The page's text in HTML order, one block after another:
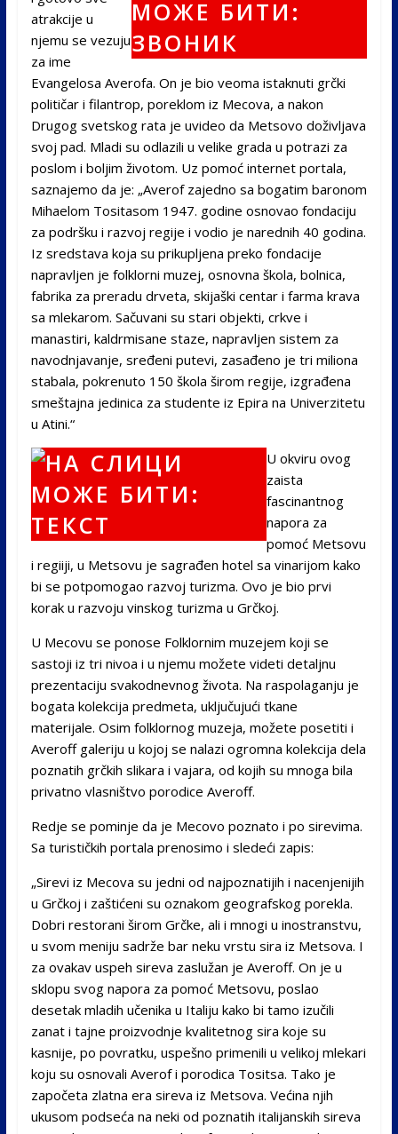
atrakcije u
njemu se vezuju
za ime
Evangelosa Averofa. On je bio veoma istaknuti grčki
političar i filantrop, poreklom iz Mecova, a nakon
Drugog svetskog rata je uvideo da Metsovo doživljava
svoj pad. Mladi su odlazili u velike grada u potrazi za
poslom i boljim životom. Uz pomoć internet portala,
saznajemo da je: „Averof zajedno sa bogatim baronom
Mihaelom Tositasom 1947. godine osnovao fondaciju
za podršku i razvoj regije i vodio je narednih 40 godina.
Iz sredstava koja su prikupljena preko fondacije
napravljen je folklorni muzej, osnovna škola, bolnica,
fabrika za preradu drveta, skijaški centar i farma krava
sa mlekarom. Sačuvani su stari objekti, crkve i
manastiri, kaldrmisane staze, napravljen sistem za
navodnjavanje, sređeni putevi, zasađeno je tri miliona
stabala, pokrenuto 150 škola širom regije, izgrađena
smeštajna jedinica za studente iz Epira na Univerzitetu
u Atini.“
U okviru ovog
zaista
fascinantnog
napora za
pomoć Metsovu
i regiiji, u Metsovu je sagrađen hotel sa vinarijom kako
bi se potpomogao razvoj turizma. Ovo je bio prvi
korak u razvoju vinskog turizma u Grčkoj.
U Mecovu se ponose Folklornim muzejem koji se
sastoji iz tri nivoa i u njemu možete videti detaljnu
prezentaciju svakodnevnog života. Na raspolaganju je
bogata kolekcija predmeta, uključujući tkane
materijale. Osim folklornog muzeja, možete posetiti i
Averoff galeriju u kojoj se nalazi ogromna kolekcija dela
poznatih grčkih slikara i vajara, od kojih su mnoga bila
privatno vlasništvo porodice Averoff.
Redje se pominje da je Mecovo poznato i po sirevima.
Sa turističkih portala prenosimo i sledeći zapis:
„Sirevi iz Mecova su jedni od najpoznatijih i nacenjenijih
u Grčkoj i zaštićeni su oznakom geografskog porekla.
Dobri restorani širom Grčke, ali i mnogi u inostranstvu,
u svom meniju sadrže bar neku vrstu sira iz Metsova. I
za ovakav uspeh sireva zaslužan je Averoff. On je u
sklopu svog napora za pomoć Metsovu, poslao
desetak mladih učenika u Italiju kako bi tamo izučili
zanat i tajne proizvodnje kvalitetnog sira koje su
kasnije, po povratku, uspešno primenili u velikoj mlekari
koju su osnovali Averof i porodica Tositsa. Tako je
započeta zlatna era sireva iz Metsova. Većina njih
ukusom podseća na neki od poznatih italijanskih sireva